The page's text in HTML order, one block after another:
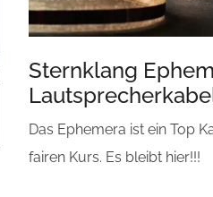
Sternklang
Das Ephemera ist ein Top
fairen Kurs. Es bleibt hier!!!